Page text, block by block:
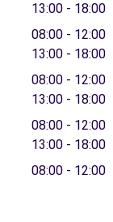
13:00 - 18:00
08:00 - 12:00
13:00 - 18:00
08:00 - 12:00
13:00 - 18:00
08:00 - 12:00
13:00 - 18:00
08:00 - 12:00